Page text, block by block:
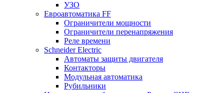
УЗО
Евроавтоматика FF
Ограничители мощности
Ограничители перенапряжения
Реле времени
Schneider Electric
Автоматы защиты двигателя
Контакторы
Модульная автоматика
Рубильники